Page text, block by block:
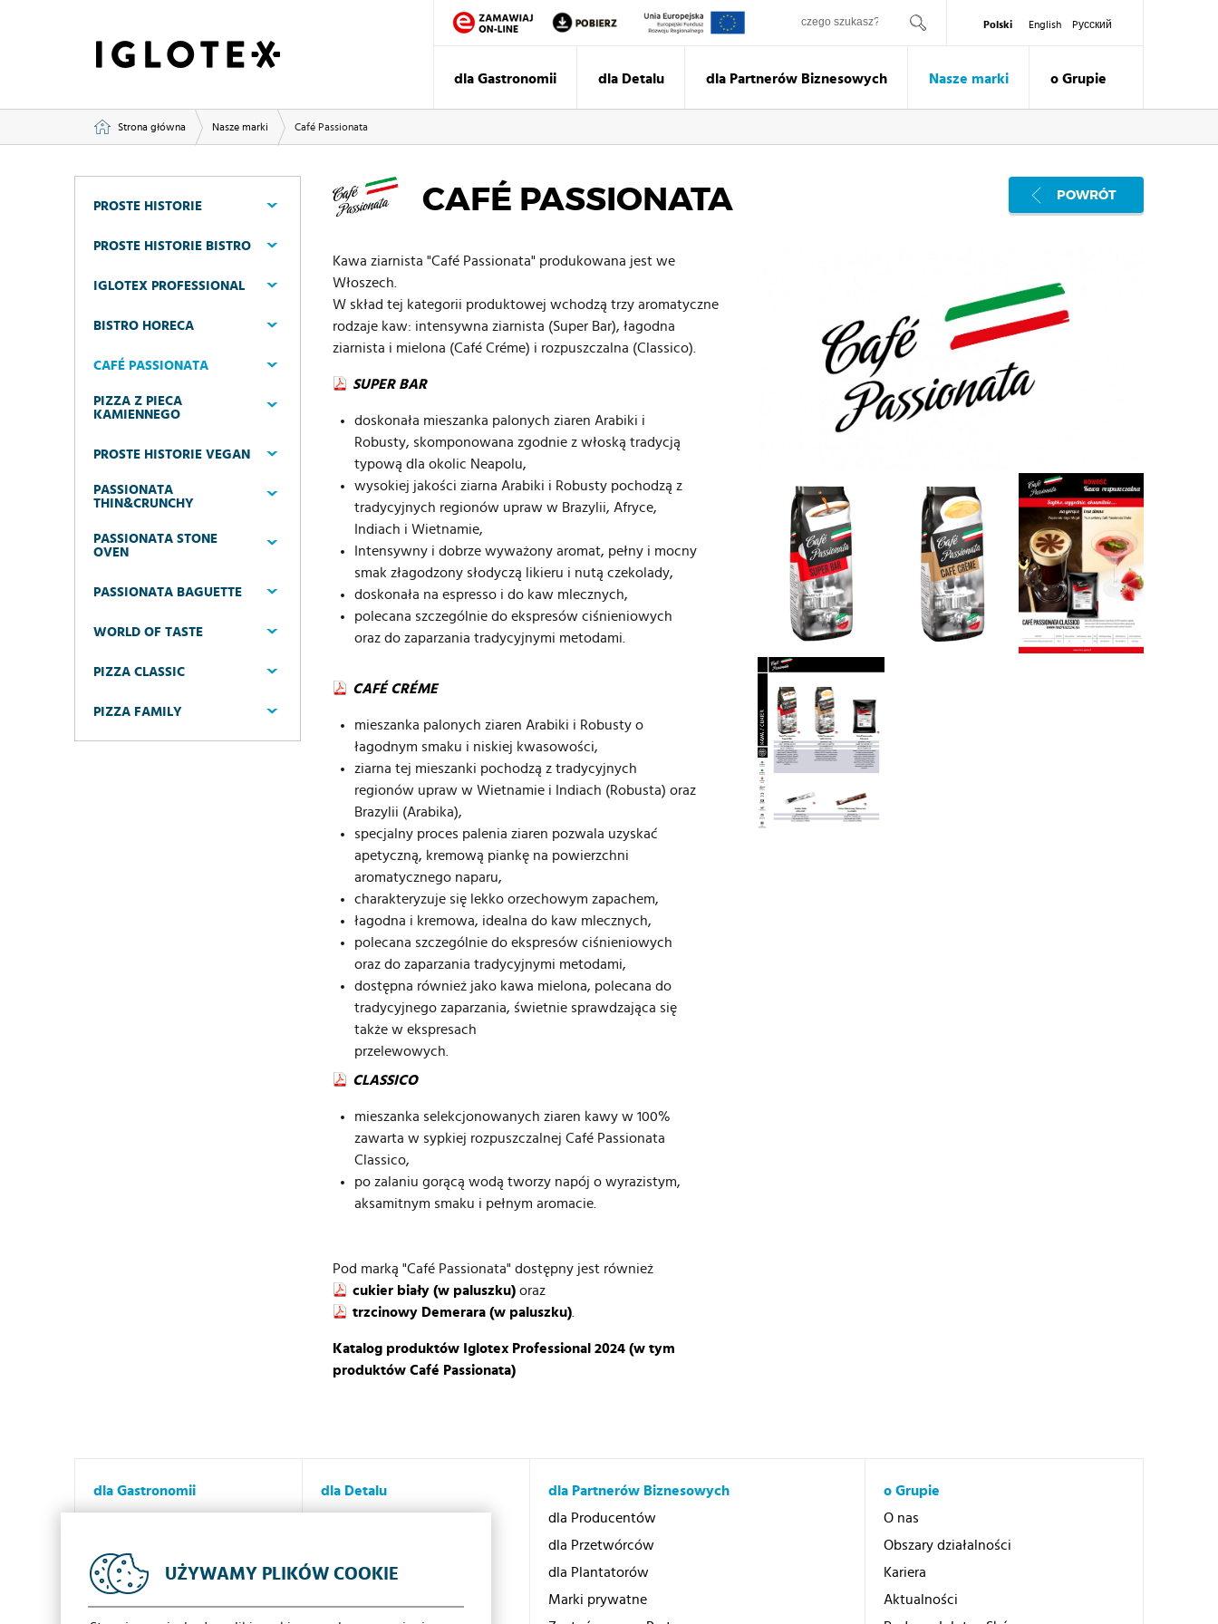
Polski English Pусский
dla Gastronomii dla Detalu dla Partnerów Biznesowych Nasze marki o Grupie
Strona główna Nasze marki Café Passionata
PROSTE HISTORIE
PROSTE HISTORIE BISTRO
IGLOTEX PROFESSIONAL
BISTRO HORECA
CAFÉ PASSIONATA
PIZZA Z PIECA
KAMIENNEGO
PROSTE HISTORIE VEGAN
PASSIONATA
THIN&CRUNCHY
PASSIONATA STONE
OVEN
PASSIONATA BAGUETTE
WORLD OF TASTE
PIZZA CLASSIC
PIZZA FAMILY
POWRÓT
CAFÉ PASSIONATA
Kawa ziarnista "Café Passionata" produkowana jest we
Włoszech.
W skład tej kategorii produktowej wchodzą trzy aromatyczne
rodzaje kaw: intensywna ziarnista (Super Bar), łagodna
ziarnista i mielona (Café Créme) i rozpuszczalna (Classico).
SUPER BAR
doskonała mieszanka palonych ziaren Arabiki i
Robusty, skomponowana zgodnie z włoską tradycją
typową dla okolic Neapolu,
wysokiej jakości ziarna Arabiki i Robusty pochodzą z
tradycyjnych regionów upraw w Brazylii, Afryce,
Indiach i Wietnamie,
Intensywny i dobrze wyważony aromat, pełny i mocny
smak złagodzony słodyczą likieru i nutą czekolady,
doskonała na espresso i do kaw mlecznych,
polecana szczególnie do ekspresów ciśnieniowych
oraz do zaparzania tradycyjnymi metodami.
CAFÉ CRÉME
mieszanka palonych ziaren Arabiki i Robusty o
łagodnym smaku i niskiej kwasowości,
ziarna tej mieszanki pochodzą z tradycyjnych
regionów upraw w Wietnamie i Indiach (Robusta) oraz
Brazylii (Arabika),
specjalny proces palenia ziaren pozwala uzyskać
apetyczną, kremową piankę na powierzchni
aromatycznego naparu,
charakteryzuje się lekko orzechowym zapachem,
łagodna i kremowa, idealna do kaw mlecznych,
polecana szczególnie do ekspresów ciśnieniowych
oraz do zaparzania tradycyjnymi metodami,
dostępna również jako kawa mielona, polecana do
tradycyjnego zaparzania, świetnie sprawdzająca się
także w ekspresach
przelewowych.
CLASSICO
mieszanka selekcjonowanych ziaren kawy w 100%
zawarta w sypkiej rozpuszczalnej Café Passionata
Classico,
po zalaniu gorącą wodą tworzy napój o wyrazistym,
aksamitnym smaku i pełnym aromacie.
Pod marką "Café Passionata" dostępny jest również
cukier biały (w paluszku) oraz
trzcinowy Demerara (w paluszku)
Katalog produktów Iglotex Professional 2024 (w tym
produktów Café Passionata)
UŻYWAMY PLIKÓW COOKIE
dla Gastronomii
Promocje
dla Detalu
Promocje
dla Partnerów Biznesowych
dla Producentów
dla Przetwórców
dla Plantatorów
Marki prywatne
o Grupie
O nas
Obszary działalności
Kariera
Aktualności